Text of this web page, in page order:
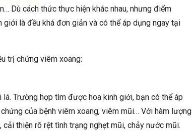
Dù cách thức thực hiện khác nhau, nhưng điểm
là đều khá đơn giản và có thể áp dụng ngay tại
trị chứng viêm xoang:
Trường hợp tìm được hoa kinh giới, bạn có thể áp
của bệnh viêm xoang, viêm mũi… Với hàm lượng
thiện rõ rệt tình trạng nghẹt mũi, chảy nước mũi.